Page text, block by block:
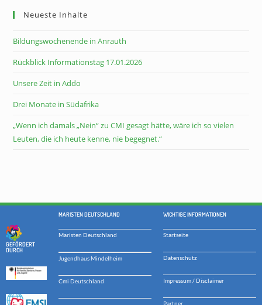
Neueste Inhalte
Bildungswochenende in Anrauth
Rückblick Informationstag 17.01.2026
Unsere Zeit in Addo
Drei Monate in Südafrika
„Wenn ich damals „Nein“ zu CMI gesagt hätte, wäre ich so vielen
Leuten, die ich heute kenne, nie begegnet.“
GEFÖRDERT
DURCH
MARISTEN DEUTSCHLAND
Maristen Deutschland
Jugendhaus Mindelheim
Cmi Deutschland
WICHTIGE INFORMATIONEN
Startseite
Datenschutz
Impressum / Disclaimer
Partner